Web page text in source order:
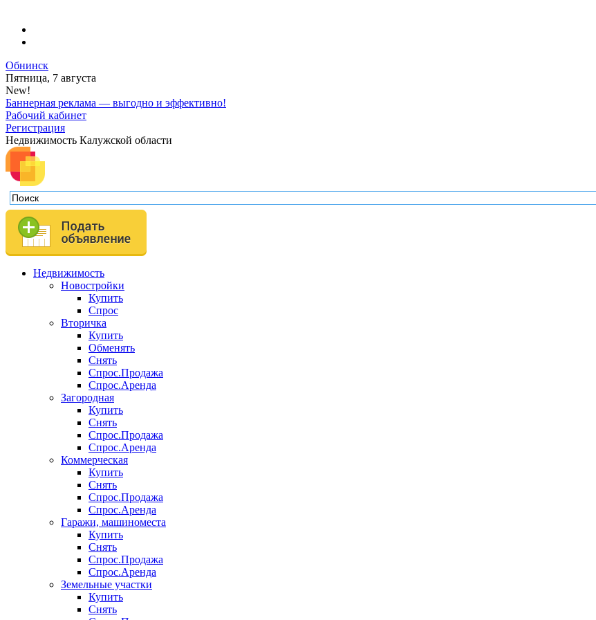
Обнинск
Пятница, 7 августа
New!
Баннерная реклама — выгодно и эффективно!
Рабочий кабинет
Регистрация
Недвижимость Калужской области
Недвижимость
Новостройки
Купить
Спрос
Вторичка
Купить
Обменять
Снять
Спрос.Продажа
Спрос.Аренда
Загородная
Купить
Снять
Спрос.Продажа
Спрос.Аренда
Коммерческая
Купить
Снять
Спрос.Продажа
Спрос.Аренда
Гаражи, машиноместа
Купить
Снять
Спрос.Продажа
Спрос.Аренда
Земельные участки
Купить
Снять